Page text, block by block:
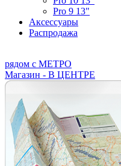
Pro 9 13"
Аксессуары
Распродажа
рядом с МЕТРО
Магазин - В ЦЕНТРЕ